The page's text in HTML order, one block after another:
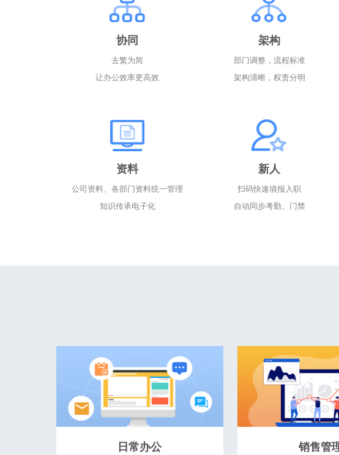
协同
去繁为简
让办公效率更高效
架构
部门调整，流程标准
架构清晰，权责分明
资料
公司资料、各部门资料统一管理
知识传承电子化
新人
扫码快速填报入职
自动同步考勤、门禁
日常办公 销售管